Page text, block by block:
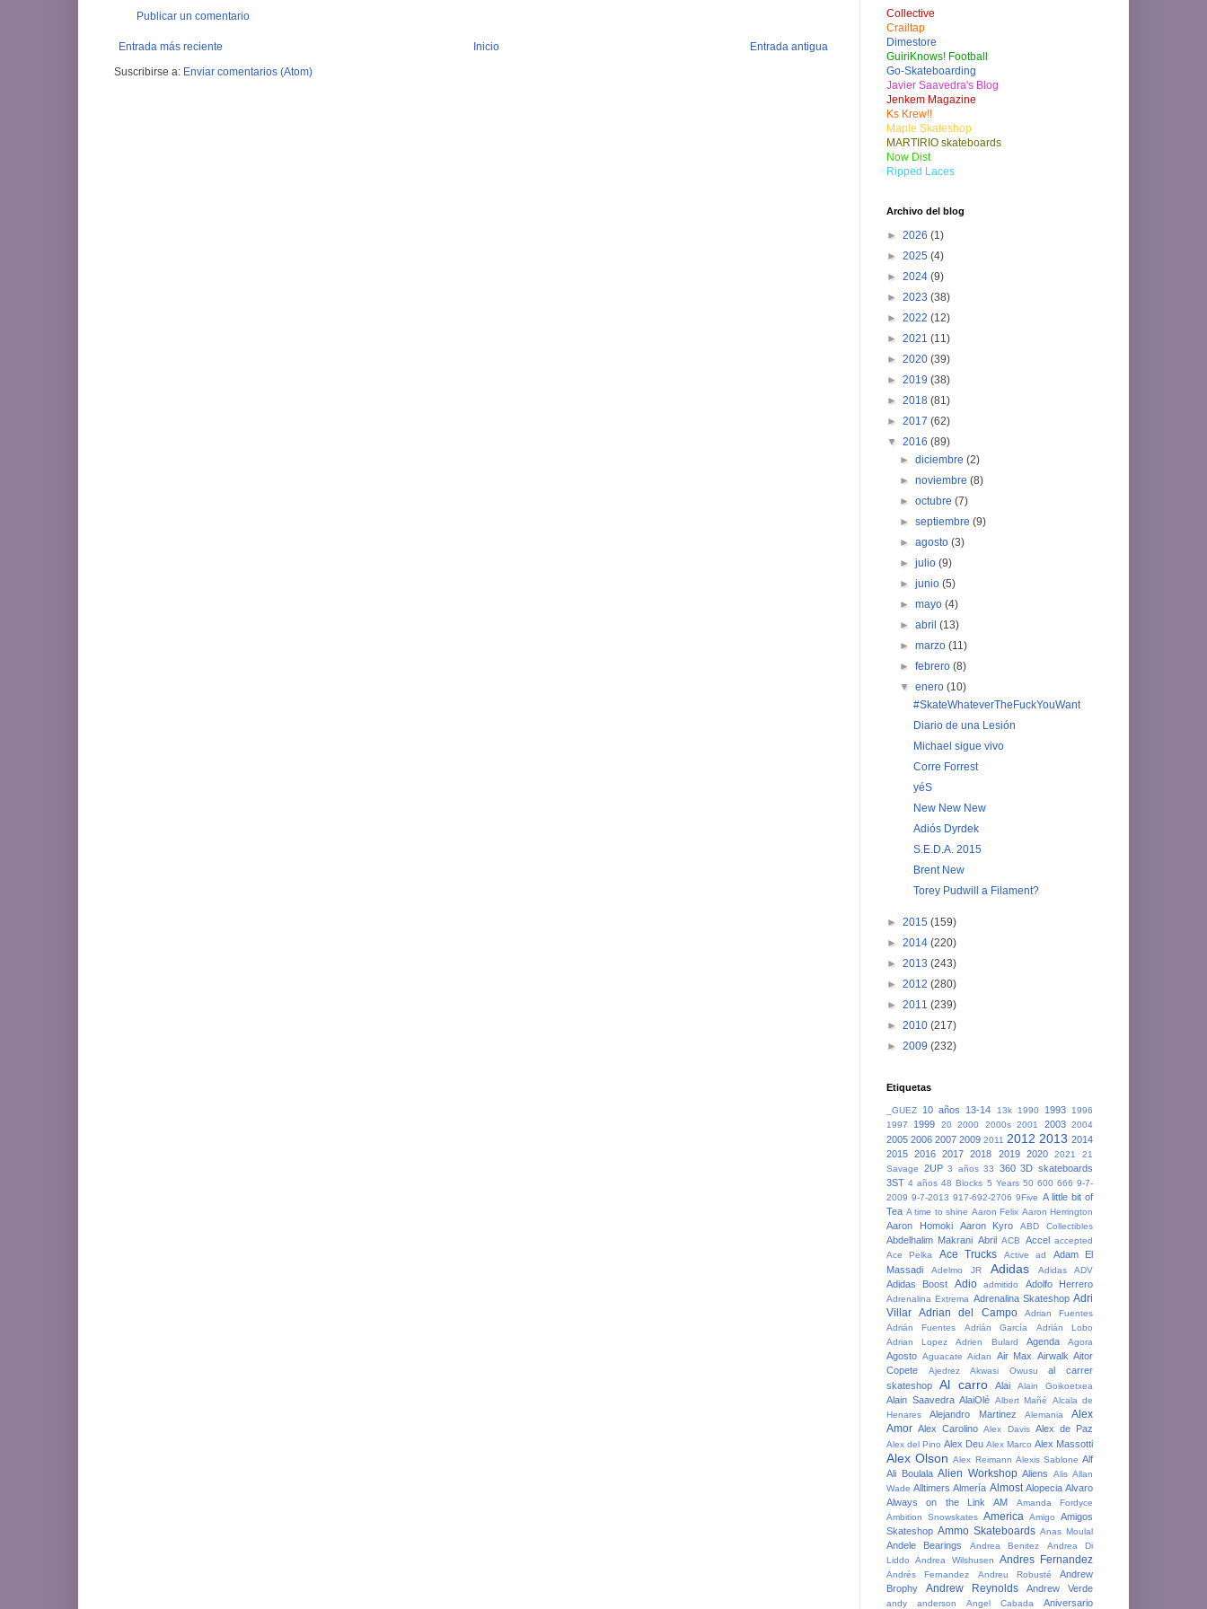
Publicar un comentario
Entrada más reciente Entrada antigua
Inicio
Suscribirse a: Enviar comentarios (Atom)
Collective
Crailtap
Dimestore
GuiriKnows! Football
Go-Skateboarding
Javier Saavedra's Blog
Jenkem Magazine
Ks Krew!!
Maple Skateshop
MARTIRIO skateboards
Now Dist
Ripped Laces
Archivo del blog
► 2026 (1)
► 2025 (4)
► 2024 (9)
► 2023 (38)
► 2022 (12)
► 2021 (11)
► 2020 (39)
► 2019 (38)
► 2018 (81)
► 2017 (62)
▼ 2016 (89)
►diciembre(2)
►noviembre(8)
►octubre(7)
►septiembre(9)
►agosto(3)
►julio(9)
►junio(5)
►mayo(4)
►abril(13)
►marzo(11)
►febrero(8)
▼enero(10)
#SkateWhateverTheFuckYouWant
Diario de una Lesión
Michael sigue vivo
Corre Forrest
yéS
New New New
Adiós Dyrdek
S.E.D.A. 2015
Brent New
Torey Pudwill a Filament?
► 2015 (159)
► 2014 (220)
► 2013 (243)
► 2012 (280)
► 2011 (239)
► 2010 (217)
► 2009 (232)
Etiquetas
_GUEZ 10 años 13-14 13k 1990 1993
1996
1997
1999 20 2000 2000s 2001 2003 2004
2005 2006 2007 2009 2011 2012 2013 2014
2015 2016 2017 2018 2019 2020 2021
21
Savage
2UP 3 años 33 360 3D skateboards
3ST 4 años 48 Blocks 5 Years 50 600 666 9-7-
2009 9-7-2013 917-692-2706 9Five A little bit of
Tea A time to shine Aaron Felix Aaron Herrington
Aaron Homoki Aaron Kyro ABD Collectibles
Abdelhalim Makrani Abril ACB Accel accepted
Ace Pelka
Ace Trucks Active ad
Adam El
Massadi
Adelmo JR Adidas Adidas ADV
Adidas Boost Adio admitido Adolfo Herrero
Adrenalina Extrema Adrenalina Skateshop Adri
Villar Adrian del Campo
Adrian Fuentes
Adrián Fuentes
Adrián García
Adrián Lobo
Adrian Lopez
Adrien Bulard Agenda Agora
Agosto Aguacate Aidan Air Max Airwalk Aitor
Copete
Ajedrez Akwasi Owusu
al carrer
skateshop
Al carro Alai Alain Goikoetxea
Alain Saavedra AlaiOlé Albert Mañé
Alcala de
Henares
Alejandro Martinez Alemania
Alex
Amor Alex Carolino Alex Davis Alex de Paz
Alex del Pino Alex Deu Alex Marco Alex Massotti
Alex Olson Alex Reimann Alexis Sablone Alf
Ali Boulala Alien Workshop Aliens Alis Allan
Wade Alltimers Almería Almost Alopecia Alvaro
Always on the Link
AM
Amanda Fordyce
Ambition Snowskates America Amigo
Amigos
Skateshop Ammo Skateboards Anas Moulal
Andele Bearings Andrea Benitez
Andrea Di
Liddo
Andrea Wilshusen Andres Fernandez
Andrés Fernandez Andreu Robusté
Andrew
Brophy
Andrew Reynolds Andrew Verde
andy anderson Angel Cabada Aniversario